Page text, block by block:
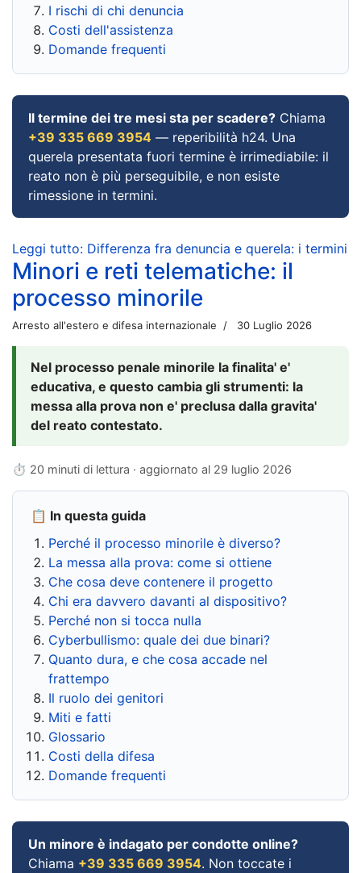
I rischi di chi denuncia
Costi dell'assistenza
Domande frequenti
Il termine dei tre mesi sta per scadere? Chiama
+39 335 669 3954 — reperibilità h24. Una
querela presentata fuori termine è irrimediabile: il
reato non è più perseguibile, e non esiste
rimessione in termini.
Leggi tutto: Differenza fra denuncia e querela: i termini
Minori e reti telematiche: il
processo minorile
Arresto all'estero e difesa internazionale 30 Luglio 2026
Nel processo penale minorile la finalita' e'
educativa, e questo cambia gli strumenti: la
messa alla prova non e' preclusa dalla gravita'
del reato contestato.
⏱ 20 minuti di lettura · aggiornato al 29 luglio 2026
📋 In questa guida
Perché il processo minorile è diverso?
La messa alla prova: come si ottiene
Che cosa deve contenere il progetto
Chi era davvero davanti al dispositivo?
Perché non si tocca nulla
Cyberbullismo: quale dei due binari?
Quanto dura, e che cosa accade nel
frattempo
Il ruolo dei genitori
Miti e fatti
Glossario
Costi della difesa
Domande frequenti
Un minore è indagato per condotte online?
Chiama +39 335 669 3954. Non toccate i